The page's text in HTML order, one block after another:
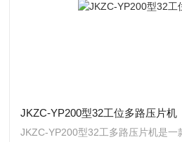
JKZC-YP200型32工位多路压片机
JKZC-YP200型32工多路压片机是